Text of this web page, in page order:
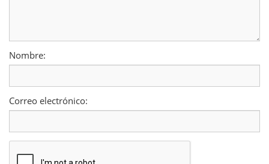
Nombre:
Correo electrónico: